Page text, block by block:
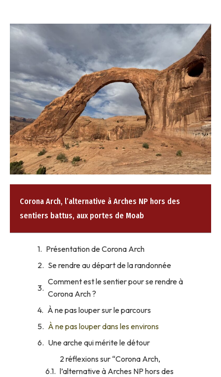
Corona Arch, l’alternative à Arches NP hors des
sentiers battus, aux portes de Moab
Présentation de Corona Arch
Se rendre au départ de la randonnée
Comment est le sentier pour se rendre à
Corona Arch ?
À ne pas louper sur le parcours
À ne pas louper dans les environs
Une arche qui mérite le détour
2 réflexions sur “Corona Arch,
l’alternative à Arches NP hors des